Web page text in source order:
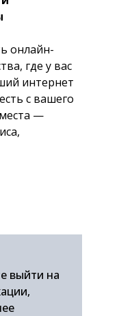
онлайн-
где у вас
интернет
с вашего
—
выйти на